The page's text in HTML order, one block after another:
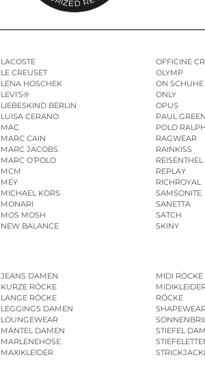
LACOSTE
LE CREUSET
LENA HOSCHEK
LEVI’S®
LIEBESKIND BERLIN
LUISA CERANO
MAC
MARC CAIN
MARC JACOBS
MARC O’POLO
MCM
MEY
MICHAEL KORS
MONARI
MOS MOSH
NEW BALANCE
OFFICINE
OLYMP
ON SCHUHE
ONLY
OPUS
PAUL GREEN
POLO
RAGWEAR
RAINKISS
REISENTHEL
REPLAY
RICHROYAL
SAMSONITE
SANETTA
SATCH
SKINY
JEANS DAMEN
KURZE RÖCKE
LANGE RÖCKE
LEGGINGS DAMEN
LOUNGEWEAR
MÄNTEL DAMEN
MARLENEHOSE
MAXIKLEIDER
MIDI RÖCKE
RÖCKE
STIEFEL